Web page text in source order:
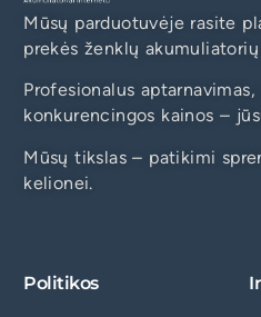
Mūsų parduotuvėje rasite
prekės ženklų
Profesionalus
konkurencingos kainos –
Mūsų tikslas – patikimi
kelionei.
Politikos